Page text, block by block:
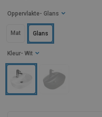
Kleur - Wit
Oppervlakte - Glans
Mat Glans